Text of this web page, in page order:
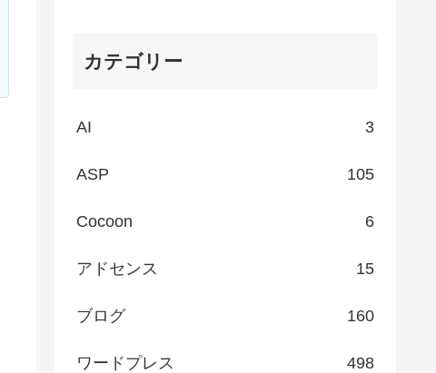
カテゴリー
AI 3
ASP 105
Cocoon 6
アドセンス 15
ブログ 160
ワードプレス 498